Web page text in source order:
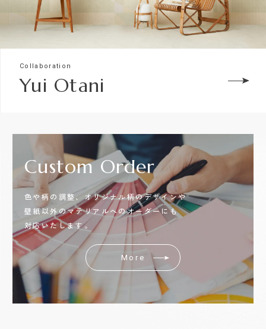
Collaboration
Yui Otani
CustomOrder
色や柄の調整、オリジナル柄のデザインや
壁紙以外のマテリアルへのオーダーにも
対応いたします。
More